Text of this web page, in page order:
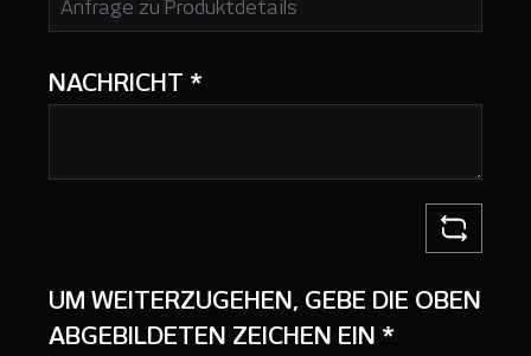
NACHRICHT *
UM WEITERZUGEHEN, GEBE DIE OBEN
ABGEBILDETEN ZEICHEN EIN *